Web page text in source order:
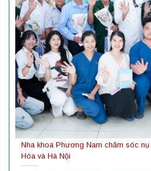
Nha khoa Phương Nam chăm sóc
Hóa và Hà Nội